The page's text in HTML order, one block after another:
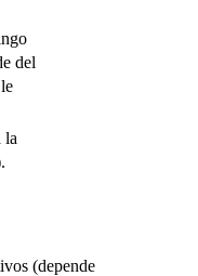
del
la
(depende